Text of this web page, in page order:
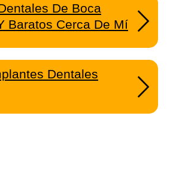
De Boca
Baratos Cerca De Mí
Dentales